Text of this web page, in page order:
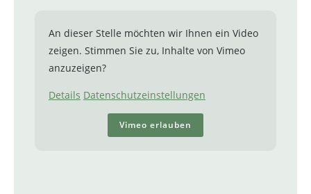
An dieser Stelle möchten wir Ihnen ein Video
zeigen. Stimmen Sie zu, Inhalte von Vimeo
anzuzeigen?
Details Datenschutzeinstellungen
Vimeo erlauben